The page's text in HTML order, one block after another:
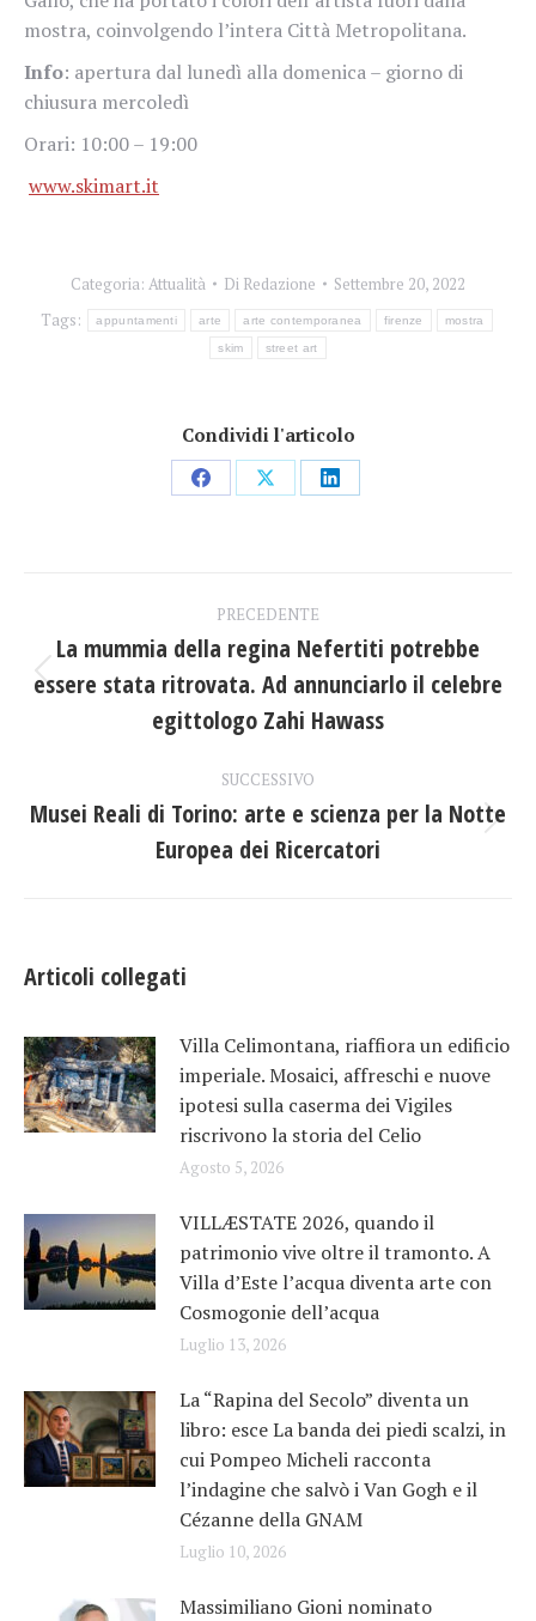
mostra, coinvolgendo l’intera Città Metropolitana.
Info: apertura dal lunedì alla domenica – giorno di
chiusura mercoledì
Orari: 10:00 – 19:00
www.skimart.it
Categoria: Attualità Di Redazione
Settembre 20, 2022
Tags:
appuntamenti arte arte contemporanea firenze mostra
skim street art
Condividi l'articolo
CondividiCondividiCondividi
tra
PRECEDENTE
Post
precedente:
La mummia della regina Nefertiti potrebbe
essere stata ritrovata. Ad annunciarlo il celebre
egittologo Zahi Hawass
SUCCESSIVO
Prossimo
post:
Musei Reali di Torino: arte e scienza per la Notte
Europea dei Ricercatori
Articoli collegati
Villa Celimontana, riaffiora un edificio
imperiale. Mosaici, affreschi e nuove
ipotesi sulla caserma dei Vigiles
riscrivono la storia del Celio
Agosto 5, 2026
VILLÆSTATE 2026, quando il
patrimonio vive oltre il tramonto. A
Villa d’Este l’acqua diventa arte con
Cosmogonie dell’acqua
Luglio 13, 2026
La “Rapina del Secolo” diventa un
libro: esce La banda dei piedi scalzi, in
cui Pompeo Micheli racconta
l’indagine che salvò i Van Gogh e il
Cézanne della GNAM
Luglio 10, 2026
Massimiliano Gioni nominato